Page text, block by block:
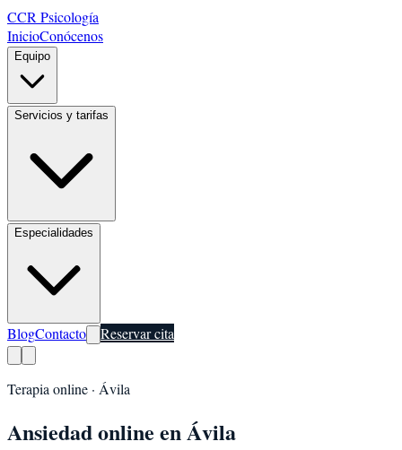
CCR Psicología
InicioConócenos
Equipo
Servicios y tarifas
Especialidades
BlogContacto Reservar cita
Terapia online · Ávila
Ansiedadonline enÁvila